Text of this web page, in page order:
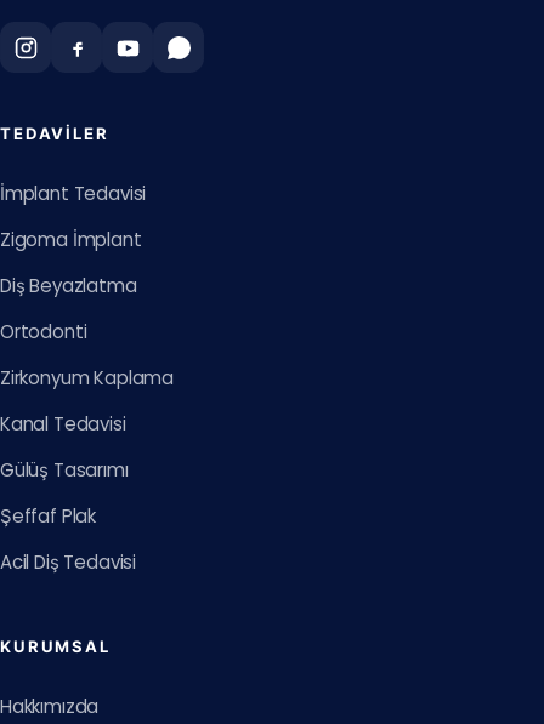
TEDAVILER
İmplant Tedavisi
Zigoma İmplant
Diş Beyazlatma
Ortodonti
Zirkonyum Kaplama
Kanal Tedavisi
Gülüş Tasarımı
Şeffaf Plak
Acil Diş Tedavisi
KURUMSAL
Hakkımızda